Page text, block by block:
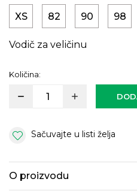
XS 82 90 98
Vodič za veličinu
Količina:
Sačuvajte u listi želja
O proizvodu